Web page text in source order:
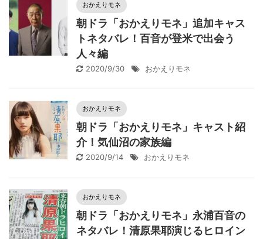
おかえりモネ
朝ドラ「おかえりモネ」追加キャス
トネタバレ！百音が登米で出会う
人々編
2020/9/30 おかえりモネ
おかえりモネ
朝ドラ「おかえりモネ」キャスト紹
介！気仙沼の家族編
2020/9/14 おかえりモネ
おかえりモネ
朝ドラ「おかえりモネ」永浦百音の
ネタバレ！清原果耶演じるヒロイン